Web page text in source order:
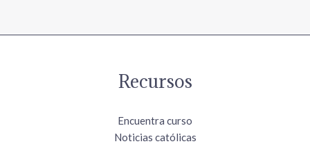
Recursos
Encuentra curso
Noticias católicas